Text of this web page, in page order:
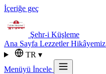
İçeriğe geç
Şehr-i Küşleme
Ana Sayfa LezzetlerHikâyemiz
TR ▾
Menüyü İncele